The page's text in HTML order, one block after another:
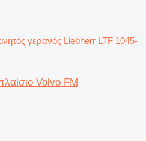
γερανός Liebherr LTF 1045-
Volvo FM